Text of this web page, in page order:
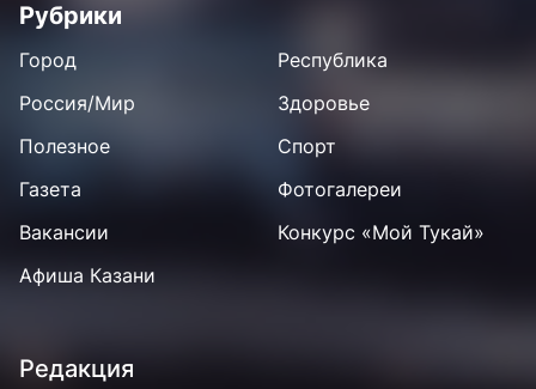
Рубрики
Город
Республика
Россия/Мир
Здоровье
Полезное
Спорт
Газета
Фотогалереи
Вакансии
Конкурс «Мой Тукай»
Афиша Казани
Редакция